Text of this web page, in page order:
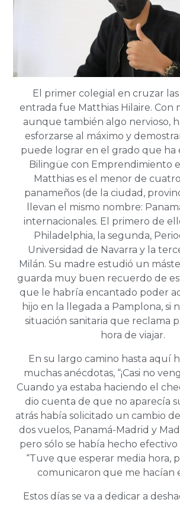
El primer colegial en cruzar
entrada fue Matthias Hilaire. Con
aunque también algo nervioso,
esforzarse al máximo y
puede lograr en el grado que ha
Bilingüe con Emprendimiento
Matthias es el menor de
panameños (de la ciudad,
llevan el mismo nombre:
internacionales. El primero de
Philadelphia, la segunda,
Universidad de Navarra y la
Milán. Su madre estudió un
guarda muy buen recuerdo de
que le habría encantado poder
hijo en la llegada a Pamplona, si
situación sanitaria que reclama
hora de viajar.
En su largo camino hasta aquí
muchas anécdotas, “¡Casi no
Cuando ya estaba haciendo el
dio cuenta de que no aparecía
atrás había solicitado un cambio
dos vuelos, Panamá-Madrid y
pero sólo se había hecho
“Tuve que esperar media hora,
comunicaron que me hacían
Estos días se va a dedicar a